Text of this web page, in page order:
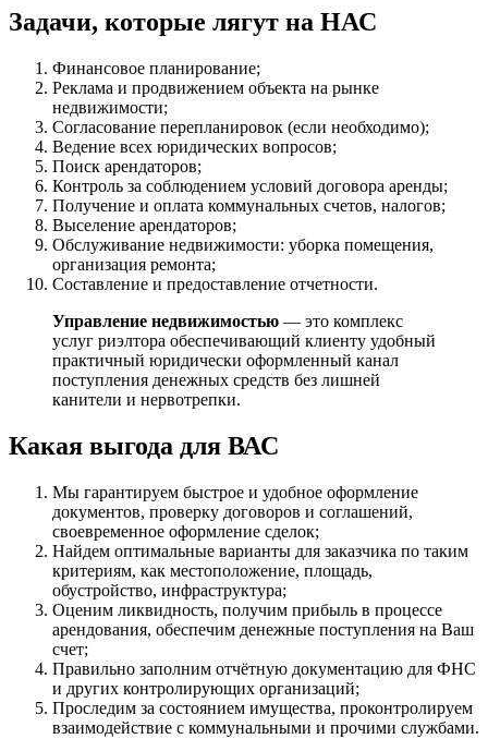
Задачи, которые лягут на НАС
Финансовое планирование;
Реклама и продвижением объекта на рынке
недвижимости;
Согласование перепланировок (если необходимо);
Ведение всех юридических вопросов;
Поиск арендаторов;
Контроль за соблюдением условий договора аренды;
Получение и оплата коммунальных счетов, налогов;
Выселение арендаторов;
Обслуживание недвижимости: уборка помещения,
организация ремонта;
Составление и предоставление отчетности.
Управление недвижимостью — это комплекс
услуг риэлтора обеспечивающий клиенту удобный
практичный юридически оформленный канал
поступления денежных средств без лишней
канители и нервотрепки.
Какая выгода для ВАС
Мы гарантируем быстрое и удобное оформление
документов, проверку договоров и соглашений,
своевременное оформление сделок;
Найдем оптимальные варианты для заказчика по таким
критериям, как местоположение, площадь,
обустройство, инфраструктура;
Оценим ликвидность, получим прибыль в процессе
арендования, обеспечим денежные поступления на Ваш
счет;
Правильно заполним отчётную документацию для ФНС
и других контролирующих организаций;
Проследим за состоянием имущества, проконтролируем
взаимодействие с коммунальными и прочими службами.